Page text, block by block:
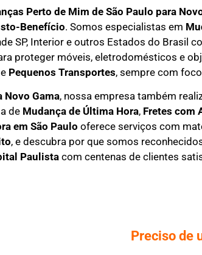
Perto de Mim de São Paulo para
Benefício. Somos especialistas em M
SP, Interior e outros Estados do Brasil
proteger móveis, eletrodomésticos e
Pequenos Transportes, sempre com
Novo Gama, nossa empresa também
de Mudança de Última Hora, Fretes com
em São Paulo oferece serviços com
, e descubra por que somos
Paulistacom centenas de clientes
Preciso de